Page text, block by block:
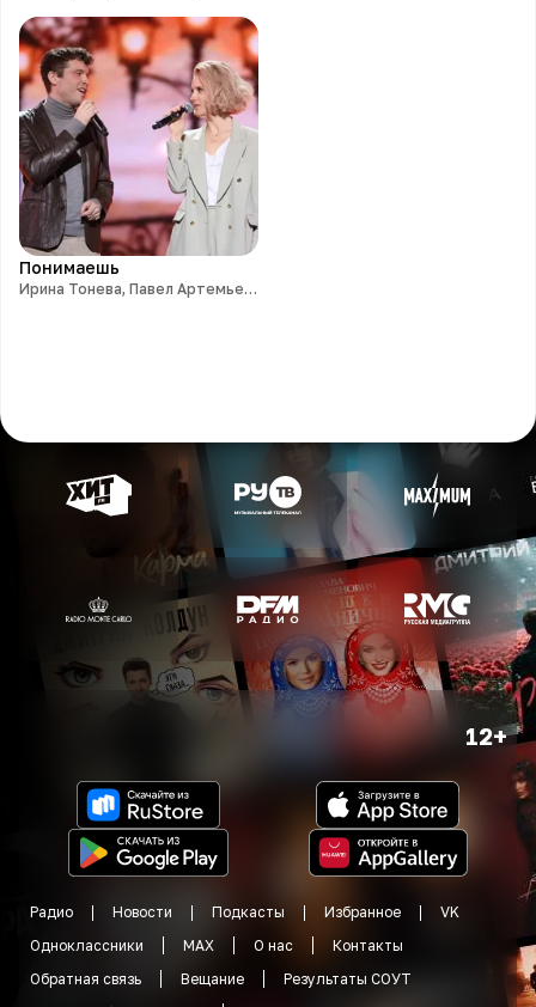
Понимаешь
Ирина Тонева, Павел Артемьев, Фабрика
12+
Радио Новости Подкасты Избранное
VK
Одноклассники
MAX О нас
Контакты
Обратная связь
Вещание
Результаты СОУТ